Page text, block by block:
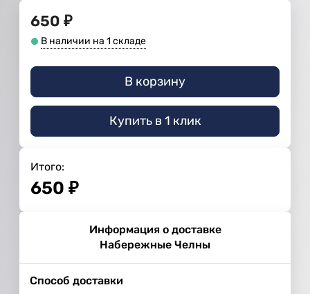
650 ₽
В наличии на 1 складе
В корзину
Купить в 1 клик
Итого:
650 ₽
Информация о доставке
Набережные Челны
Способ доставки